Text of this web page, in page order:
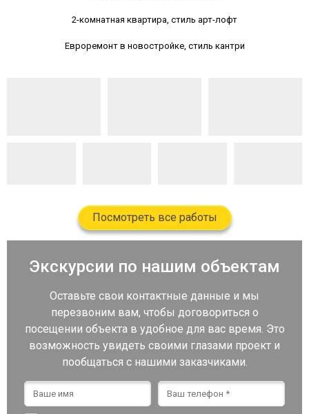
2-комнатная квартира, стиль арт-лофт
Евроремонт в новостройке, стиль кантри
Посмотреть все работы
Экскурсии по нашим объектам
Оставьте свои контактные данные и мы
перезвоним вам, чтобы договориться о
посещении объекта в удобное для вас время. Это
возможность увидеть своими глазами проект и
пообщаться с нашими заказчиками.